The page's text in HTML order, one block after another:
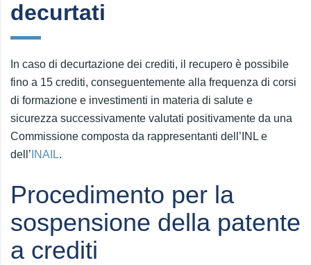
decurtati
In caso di decurtazione dei crediti, il recupero è possibile
fino a 15 crediti, conseguentemente alla frequenza di corsi
di formazione e investimenti in materia di salute e
sicurezza successivamente valutati positivamente da una
Commissione composta da rappresentanti dell’INL e
dell’ INAIL.
Procedimento per la
sospensione della patente
a crediti